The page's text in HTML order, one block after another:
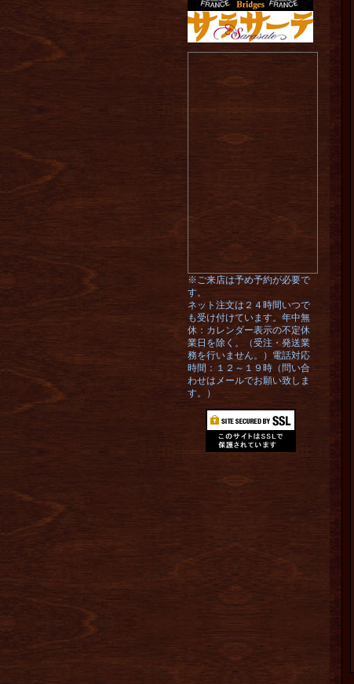
※ご来店は予め予約が必要で
す。
ネット注文は２４時間いつで
も受け付けています。年中無
休：カレンダー表示の不定休
業日を除く。（受注・発送業
務を行いません。）電話対応
時間：１２～１９時（問い合
わせはメールでお願い致しま
す。）